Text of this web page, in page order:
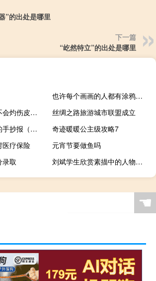
”的出处是哪里
下一篇
“屹然特立”的出处是哪里
也许每个画画的人都有涂鸦梦。看看武汉当地涂鸦作家JER的自我报告。
下以下哪种物质不会灼伤皮肤（以下什么物质引起的皮肤灼伤禁用水洗）
丝绸之路旅游城市联盟成立
三年级关于科学的手抄报（关于科学的手抄报）
奇迹暖暖公主级攻略7
医疗保险
元宵节要做鱼吗
取
刘斌学生欣赏素描中的人物素描
☚